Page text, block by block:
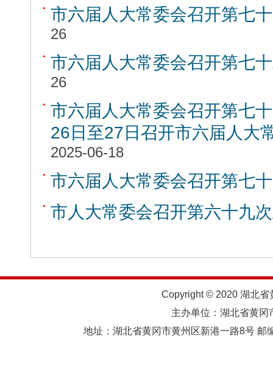
市六届人大常委会召开第七
26
市六届人大常委会召开第七
26
市六届人大常委会召开第七
26日至27日召开市六届人大
2025-06-18
市六届人大常委会召开第七
市人大常委会召开第六十九
Copyright © 2020 湖北省
主办单位：湖北省黄
地址：湖北省黄冈市黄州区新港一路8号